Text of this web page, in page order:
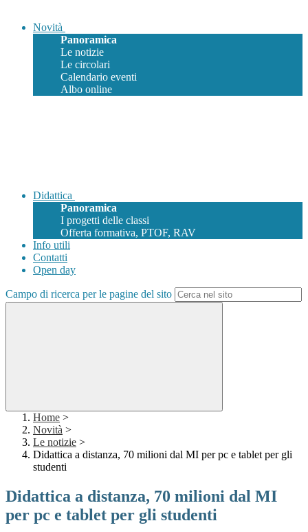
Novità
Panoramica
Le notizie
Le circolari
Calendario eventi
Albo online
Didattica
Panoramica
I progetti delle classi
Offerta formativa, PTOF, RAV
Info utili
Contatti
Open day
Campo di ricerca per le pagine del sito
Home >
Novità >
Le notizie >
Didattica a distanza, 70 milioni dal MI per pc e tablet per gli
studenti
Didattica a distanza, 70 milioni dal MI
per pc e tablet per gli studenti